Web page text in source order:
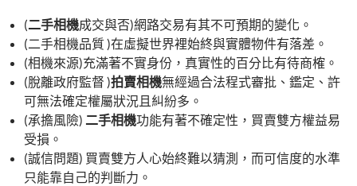
(二手相機成交與否)網路交易有其不可預期的變化。
(二手相機品質 )在虛擬世界裡始終與實體物件有落差。
(相機來源)充滿著不實身份，真實性的百分比有待商榷。
(脫離政府監督 )拍賣相機無經過合法程式審批、鑑定、許
可無法確定權屬狀況且糾紛多。
(承擔風險) 二手相機功能有著不確定性，買賣雙方權益易
受損。
(誠信問題) 買賣雙方人心始終難以猜測，而可信度的水準
只能靠自己的判斷力。